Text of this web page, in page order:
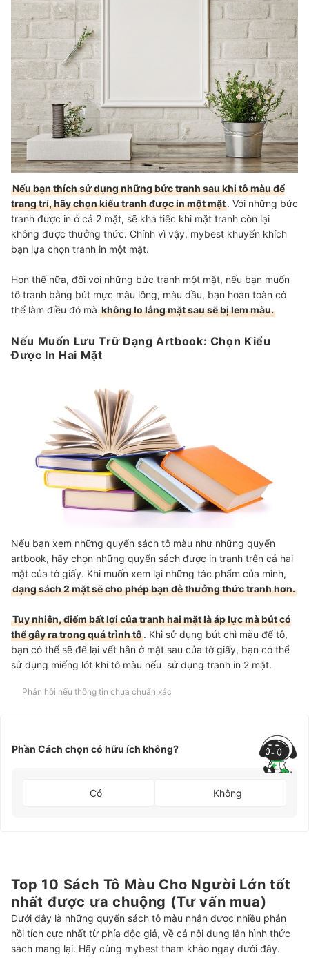
Nếu bạn thích sử dụng những bức tranh sau khi tô màu để
trang trí, hãy chọn kiểu tranh được in một mặt. Với những bức
tranh được in ở cả 2 mặt, sẽ khá tiếc khi mặt tranh còn lại
không được thưởng thức. Chính vì vậy, mybest khuyến khích
bạn lựa chọn tranh in một mặt.
Hơn thế nữa, đối với những bức tranh một mặt, nếu bạn muốn
tô tranh bằng bút mực màu lông, màu dầu, bạn hoàn toàn có
thể làm điều đó mà không lo lắng mặt sau sẽ bị lem màu.
Nếu Muốn Lưu Trữ Dạng Artbook: Chọn Kiểu
Được In Hai Mặt
Nếu bạn xem những quyển sách tô màu như những quyển
artbook, hãy chọn những quyển sách được in tranh trên cả hai
mặt của tờ giấy. Khi muốn xem lại những tác phẩm của mình,
dạng sách 2 mặt sẽ cho phép bạn dễ thưởng thức tranh hơn.
Tuy nhiên, điểm bất lợi của tranh hai mặt là áp lực mà bút có
thể gây ra trong quá trình tô. Khi sử dụng bút chì màu để tô,
bạn có thể sẽ để lại vết hằn ở mặt sau của tờ giấy, bạn có thể
sử dụng miếng lót khi tô màu nếu sử dụng tranh in 2 mặt.
Phản hồi nếu thông tin chưa chuẩn xác
Phần Cách chọn có hữu ích không?
Có Không
Top 10 Sách Tô Màu Cho Người Lớn tốt
nhất được ưa chuộng (Tư vấn mua)
Dưới đây là những quyển sách tô màu nhận được nhiều phản
hồi tích cực nhất từ phía độc giả, về cả nội dung lẫn hình thức
sách mang lại. Hãy cùng mybest tham khảo ngay dưới đây.